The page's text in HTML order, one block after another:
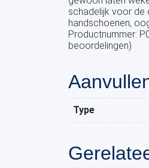
schadelijk voor de
handschoenen,
Productnummer:
beoordelingen)
Type